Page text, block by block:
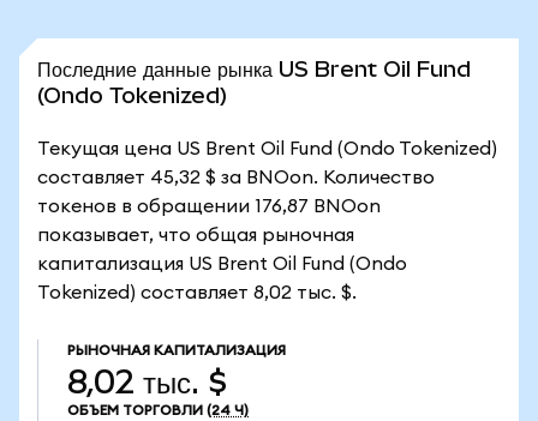
Последние данные рынка US Brent Oil Fund
(Ondo Tokenized)
Текущая цена US Brent Oil Fund (Ondo Tokenized)
составляет 45,32 $ за BNOon. Количество
токенов в обращении 176,87 BNOon
показывает, что общая рыночная
капитализация US Brent Oil Fund (Ondo
Tokenized) составляет 8,02 тыс. $.
РЫНОЧНАЯ КАПИТАЛИЗАЦИЯ
8,02 тыс. $
ОБЪЕМ ТОРГОВЛИ (24 Ч)